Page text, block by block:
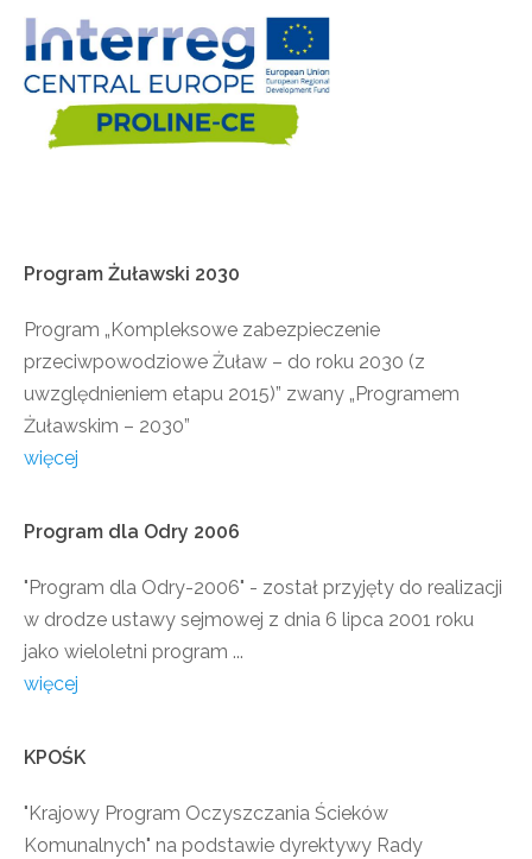
Program Żuławski 2030
Program „Kompleksowe zabezpieczenie
przeciwpowodziowe Żuław – do roku 2030 (z
uwzględnieniem etapu 2015)” zwany „Programem
Żuławskim – 2030”
więcej
Program dla Odry 2006
"Program dla Odry-2006" - został przyjęty do realizacji
w drodze ustawy sejmowej z dnia 6 lipca 2001 roku
jako wieloletni program ...
więcej
KPOŚK
"Krajowy Program Oczyszczania Ścieków
Komunalnych" na podstawie dyrektywy Rady